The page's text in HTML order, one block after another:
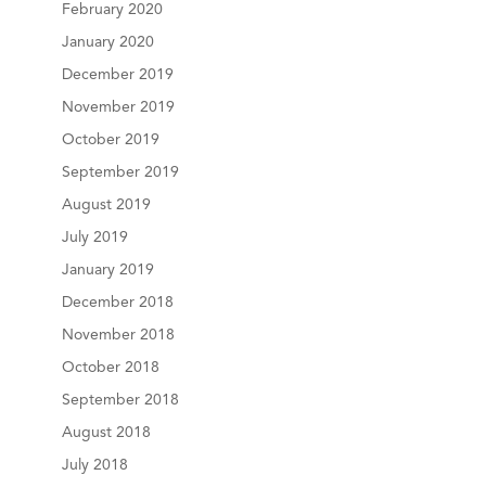
February 2020
January 2020
December 2019
November 2019
October 2019
September 2019
August 2019
July 2019
January 2019
December 2018
November 2018
October 2018
September 2018
August 2018
July 2018